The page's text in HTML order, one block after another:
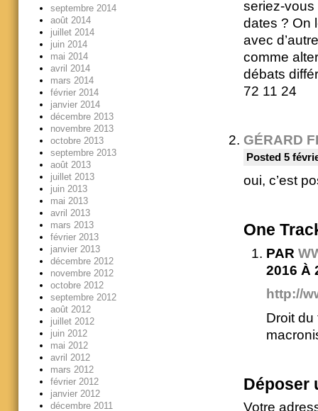
seriez-vous
dates ? On
avec
comme
débats
72 11 24
GÉRARD
Posted 5
oui, c’est
One
PAR
2016 À
http://
Droit du
Déposer
Votre
septembre 2014
août 2014
juillet 2014
juin 2014
mai 2014
avril 2014
mars 2014
février 2014
janvier 2014
décembre 2013
novembre 2013
octobre 2013
septembre 2013
août 2013
juillet 2013
juin 2013
mai 2013
avril 2013
mars 2013
février 2013
janvier 2013
décembre 2012
novembre 2012
octobre 2012
septembre 2012
août 2012
juillet 2012
juin 2012
mai 2012
avril 2012
mars 2012
février 2012
janvier 2012
décembre 2011